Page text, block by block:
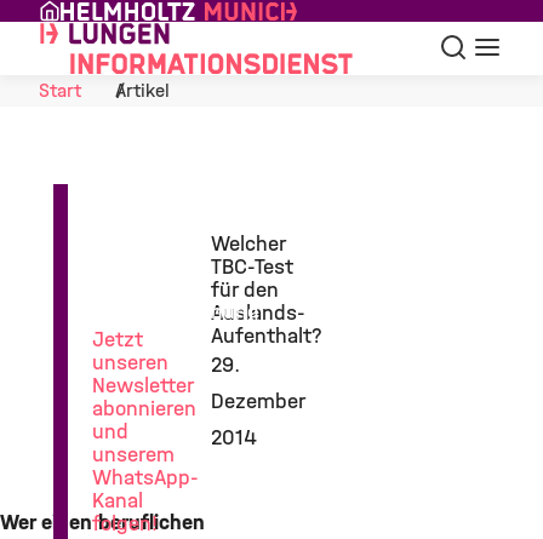
Skip to Content
Suche
Start
Artikel
Welcher
TBC-Test
für den
Auslands-
Aufenthalt?
29.
Dezember
2014
Wer einen beruflichen
Lungenforschung
Jetzt
unseren
Newsletter
abonnieren
und
unserem
WhatsApp-
Kanal
folgen!